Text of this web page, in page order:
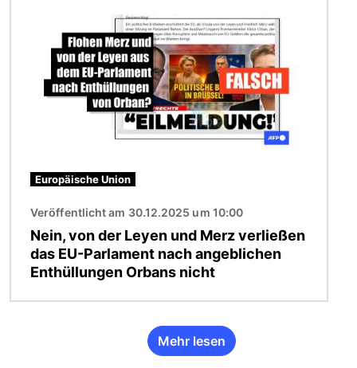
Europäische Union
Veröffentlicht am 30.12.2025 um 10:00
Nein, von der Leyen und Merz verließen
das EU-Parlament nach angeblichen
Enthüllungen Orbans nicht
Mehr lesen